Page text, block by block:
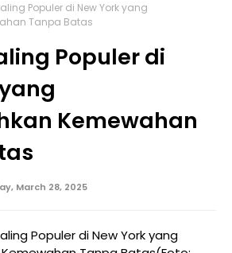
Populer di New York yang
Tanpa Batas
Populer di
Kemewahan
March 28, 2025